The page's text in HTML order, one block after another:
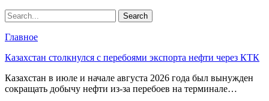
Главное
Казахстан столкнулся с перебоями экспорта нефти через КТК
Казахстан в июле и начале августа 2026 года был вынужден
сокращать добычу нефти из-за перебоев на терминале…